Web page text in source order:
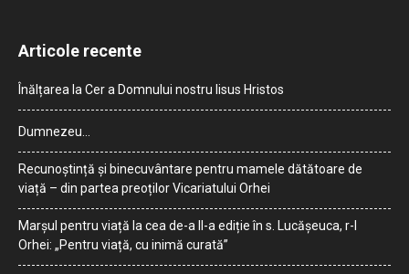
Articole recente
Înălțarea la Cer a Domnului nostru Iisus Hristos
Dumnezeu…
Recunoștință și binecuvântare pentru mamele dătătoare de
viață – din partea preoților Vicariatului Orhei
Marșul pentru viață la cea de-a II-a ediție în s. Lucășeuca, r-l
Orhei: „Pentru viață, cu inimă curată”